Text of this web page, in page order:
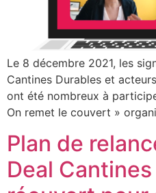
Le 8 décembre 2021, les
Cantines Durables et
ont été nombreux à
On remet le couvert »
Plan de
Deal